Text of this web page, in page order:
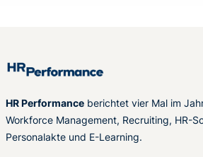
HR Performance berichtet vier Mal im
Workforce Management, Recruiting, HR-
Personalakte und E-Learning.